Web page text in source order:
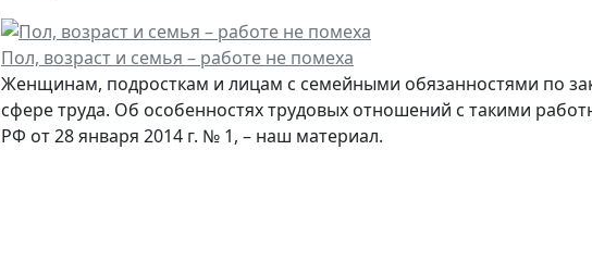
Пол, возраст и семья – работе не помеха
Женщинам, подросткам и лицам с семейными обязанностями по
сфере труда. Об особенностях трудовых отношений с такими
РФ от 28 января 2014 г. № 1, – наш материал.